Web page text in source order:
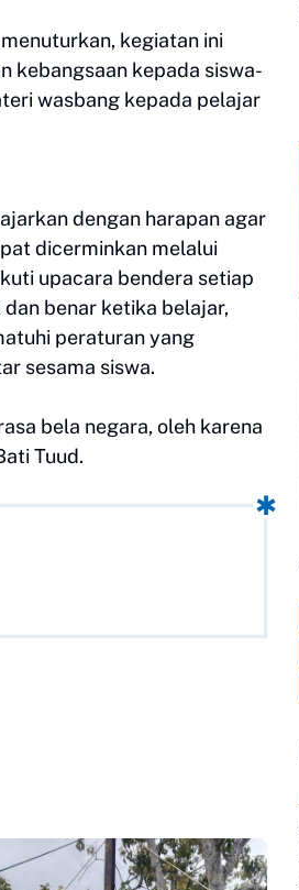
kegiatan ini
kebangsaan kepada siswa-
wasbang kepada pelajar
dengan harapan agar
dicerminkan melalui
upacara bendera setiap
benar ketika belajar,
peraturan yang
sesama siswa.
bela negara, oleh karena
Tuud.